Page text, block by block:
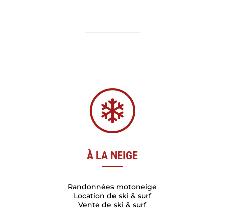
À LA NEIGE
Randonnées motoneige
Location de ski & surf
Vente de ski & surf